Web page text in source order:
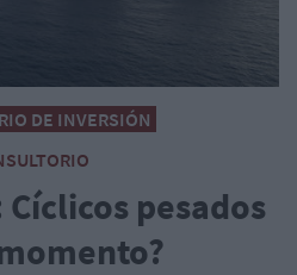
DE INVERSIÓN
pesados